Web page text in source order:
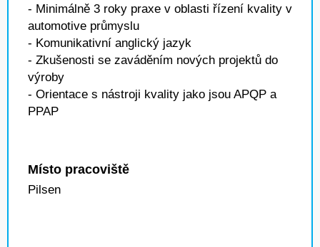
- Minimálně 3 roky praxe v oblasti řízení kvality v
automotive průmyslu
- Komunikativní anglický jazyk
- Zkušenosti se zaváděním nových projektů do
výroby
- Orientace s nástroji kvality jako jsou APQP a
PPAP
Místo pracoviště
Pilsen